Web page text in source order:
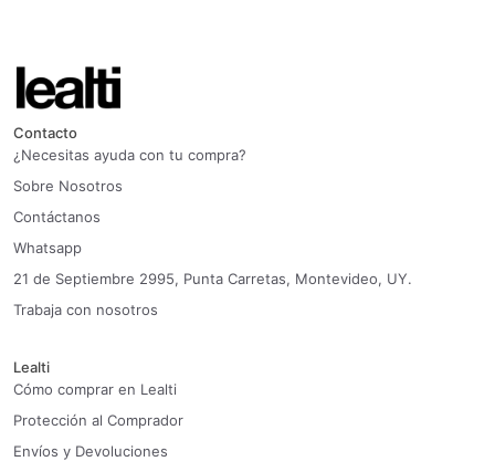
Contacto
¿Necesitas ayuda con tu compra?
Sobre Nosotros
Contáctanos
Whatsapp
21 de Septiembre 2995, Punta Carretas, Montevideo, UY.
Trabaja con nosotros
Lealti
Cómo comprar en Lealti
Protección al Comprador
Envíos y Devoluciones